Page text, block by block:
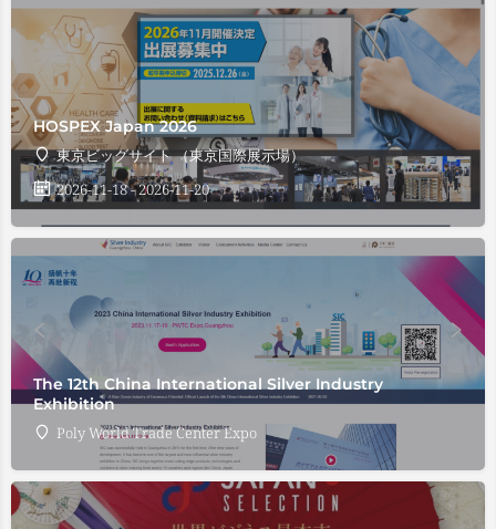
HOSPEX Japan 2026
東京ビッグサイト （東京国際展示場）
2026-11-18 - 2026-11-20
The 12th China International Silver Industry
Exhibition
Poly World Trade Center Expo